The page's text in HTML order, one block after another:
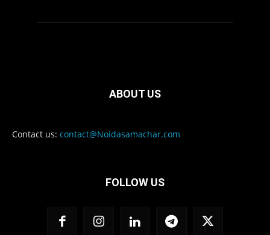
ABOUT US
Contact us: contact@Noidasamachar.com
FOLLOW US